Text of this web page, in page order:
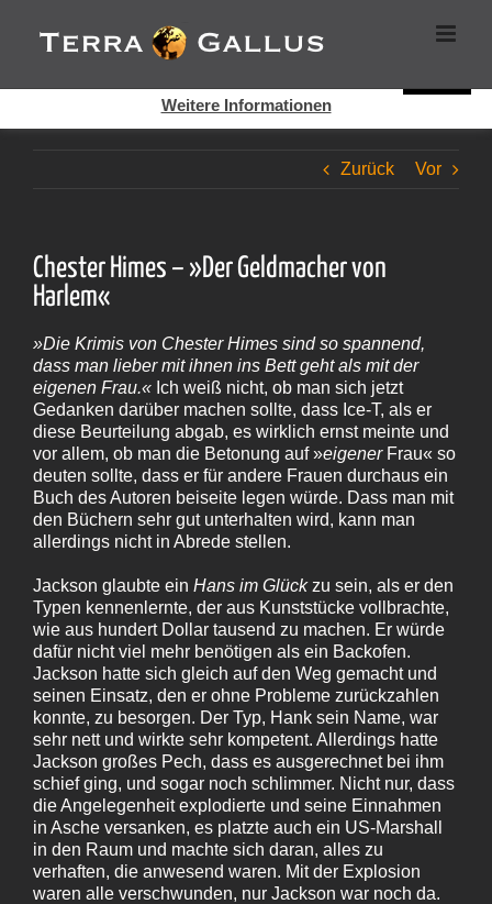
Inhalt
springen
Zurück Vor
Chester Himes – »Der Geldmacher von
Harlem«
»Die Krimis von Chester Himes sind so spannend,
dass man lieber mit ihnen ins Bett geht als mit der
eigenen Frau.« Ich weiß nicht, ob man sich jetzt
Gedanken darüber machen sollte, dass Ice‑T, als er
diese Beurteilung abgab, es wirklich ernst meinte und
vor allem, ob man die Betonung auf »eigenerFrau« so
deuten sollte, dass er für andere Frauen durchaus ein
Buch des Autoren beiseite legen würde. Dass man mit
den Büchern sehr gut unterhalten wird, kann man
allerdings nicht in Abrede stellen.
Jackson glaubte ein Hans im Glückzu sein, als er den
Typen kennenlernte, der aus Kunststücke vollbrachte,
wie aus hundert Dollar tausend zu machen. Er würde
dafür nicht viel mehr benötigen als ein Backofen.
Jackson hatte sich gleich auf den Weg gemacht und
seinen Einsatz, den er ohne Probleme zurückzahlen
konnte, zu besorgen. Der Typ, Hank sein Name, war
sehr nett und wirkte sehr kompetent. Allerdings hatte
Jackson großes Pech, dass es ausgerechnet bei ihm
schief ging, und sogar noch schlimmer. Nicht nur, dass
die Angelegenheit explodierte und seine Einnahmen
in Asche versanken, es platzte auch ein US-Marshall
in den Raum und machte sich daran, alles zu
verhaften, die anwesend waren. Mit der Explosion
waren alle verschwunden, nur Jackson war noch da.
Cookies helfen auf auf dieser Seite bei der Bereitstellung der
Dienste. Durch die Nutzung dieser Webseite erklären Sie sich
Weitere Informationen